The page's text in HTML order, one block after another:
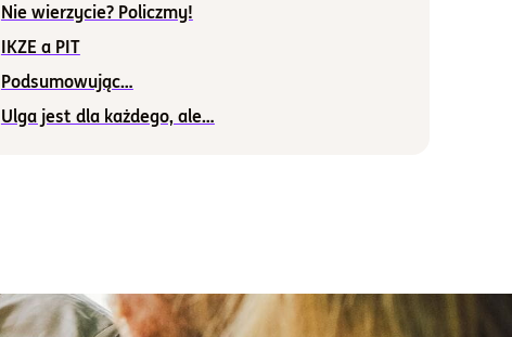
Nie wierzycie? Policzmy!
IKZE a PIT
Podsumowując…
Ulga jest dla każdego, ale…